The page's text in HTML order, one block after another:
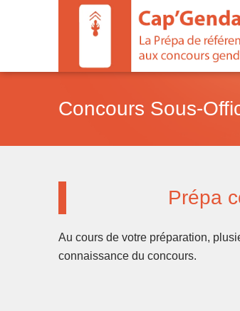
Concours Sous-
Prépa
Au cours de votre préparation,
connaissance du concours.